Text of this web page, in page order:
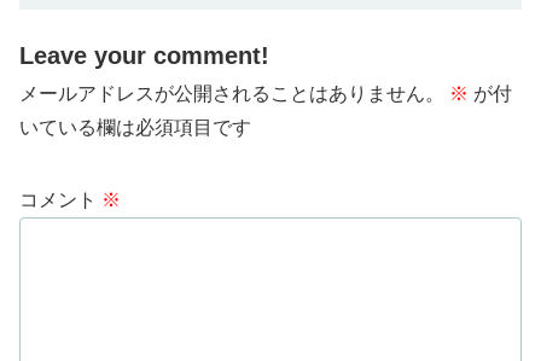
Leave your comment!
メールアドレスが公開されることはありません。 ※ が付
いている欄は必須項目です
コメント ※